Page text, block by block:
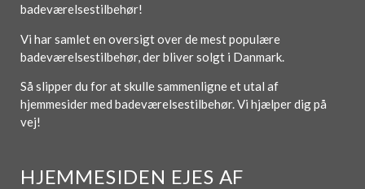
badeværelsestilbehør!
Vi har samlet en oversigt over de mest populære
badeværelsestilbehør, der bliver solgt i Danmark.
Så slipper du for at skulle sammenligne et utal af
hjemmesider med badeværelsestilbehør. Vi hjælper dig på
vej!
HJEMMESIDEN EJES AF